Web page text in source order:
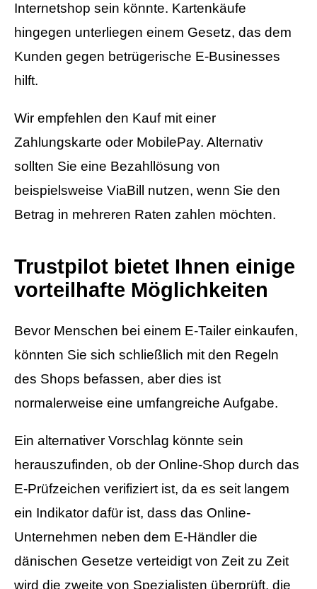
Internetshop sein könnte. Kartenkäufe
hingegen unterliegen einem Gesetz, das dem
Kunden gegen betrügerische E-Businesses
hilft.
Wir empfehlen den Kauf mit einer
Zahlungskarte oder MobilePay. Alternativ
sollten Sie eine Bezahllösung von
beispielsweise ViaBill nutzen, wenn Sie den
Betrag in mehreren Raten zahlen möchten.
Trustpilot bietet Ihnen einige
vorteilhafte Möglichkeiten
Bevor Menschen bei einem E-Tailer einkaufen,
könnten Sie sich schließlich mit den Regeln
des Shops befassen, aber dies ist
normalerweise eine umfangreiche Aufgabe.
Ein alternativer Vorschlag könnte sein
herauszufinden, ob der Online-Shop durch das
E-Prüfzeichen verifiziert ist, da es seit langem
ein Indikator dafür ist, dass das Online-
Unternehmen neben dem E-Händler die
dänischen Gesetze verteidigt von Zeit zu Zeit
wird die zweite von Spezialisten überprüft, die